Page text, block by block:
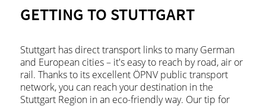
GETTING TO STUTTGART
Stuttgart has direct transport links to many German
and European cities – it's easy to reach by road, air or
rail. Thanks to its excellent ÖPNV public transport
network, you can reach your destination in the
Stuttgart Region in an eco-friendly way. Our tip for